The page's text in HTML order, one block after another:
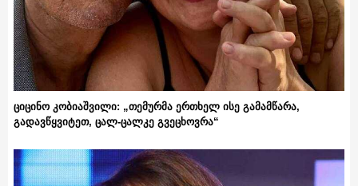
ციცინო კობიაშვილი: „თემურმა ერთხელ ისე გამამწარა,
გადავწყვიტეთ, ცალ-ცალკე გვეცხოვრა“